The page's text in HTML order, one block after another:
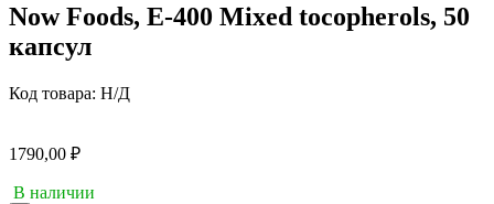
Now Foods, E-400 Mixed tocopherols, 50
капсул
Код товара: Н/Д
1790,00 ₽
В наличии